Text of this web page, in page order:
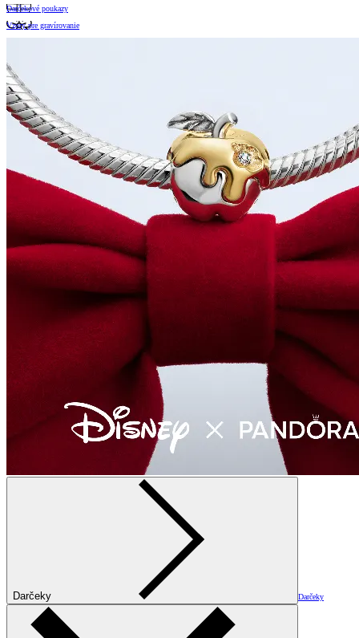
Darčekové poukazy
Vzory pre gravírovanie
Darčeky Darčeky